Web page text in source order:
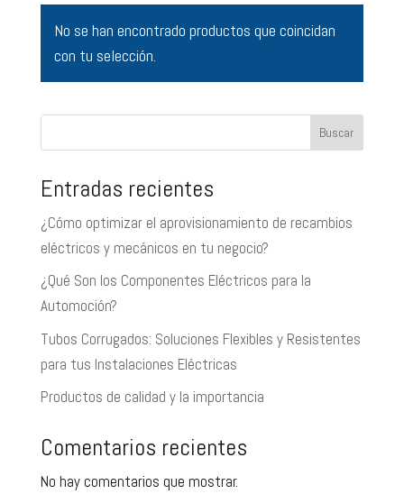
No se han encontrado productos que coincidan
con tu selección.
Buscar
Entradas recientes
¿Cómo optimizar el aprovisionamiento de recambios
eléctricos y mecánicos en tu negocio?
¿Qué Son los Componentes Eléctricos para la
Automoción?
Tubos Corrugados: Soluciones Flexibles y Resistentes
para tus Instalaciones Eléctricas
Productos de calidad y la importancia
Comentarios recientes
No hay comentarios que mostrar.